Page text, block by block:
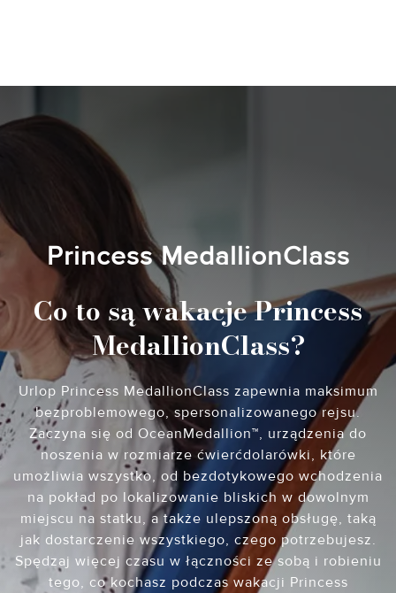
Princess MedallionClass
Co to są wakacje Princess
MedallionClass?
Urlop Princess MedallionClass zapewnia maksimum
bezproblemowego, spersonalizowanego rejsu.
Zaczyna się od OceanMedallion™, urządzenia do
noszenia w rozmiarze ćwierćdolarówki, które
umożliwia wszystko, od bezdotykowego wchodzenia
na pokład po lokalizowanie bliskich w dowolnym
miejscu na statku, a także ulepszoną obsługę, taką
jak dostarczenie wszystkiego, czego potrzebujesz.
Spędzaj więcej czasu w łączności ze sobą i robieniu
tego, co kochasz podczas wakacji Princess